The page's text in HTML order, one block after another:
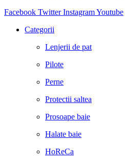
Facebook Twitter InstagramYoutube
Categorii
Lenjerii de pat
Pilote
Perne
Protectii saltea
Prosoape baie
Halate baie
HoReCa